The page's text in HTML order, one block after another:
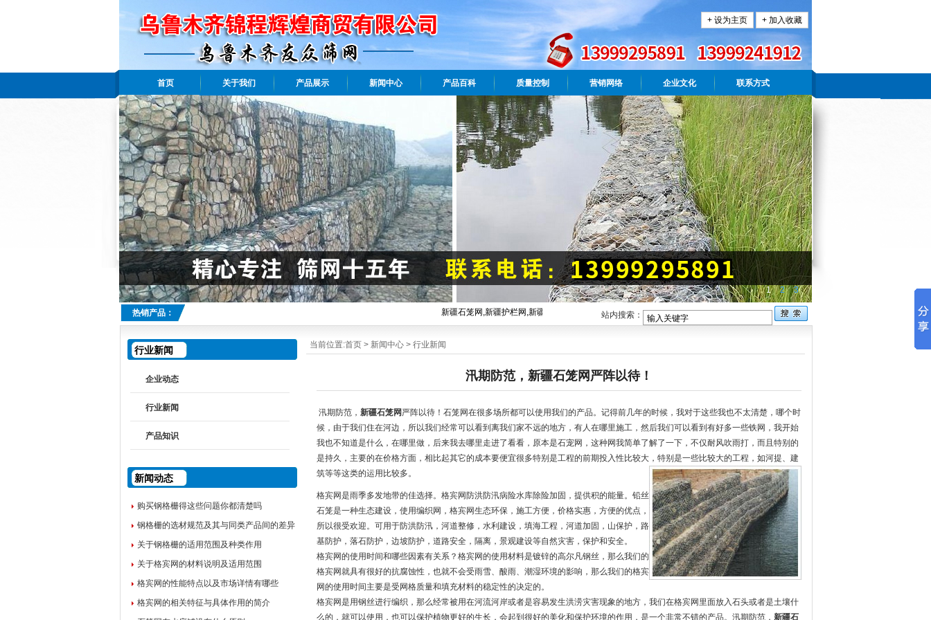
+ 设为主页 + 加入收藏
首页 关于我们 产品展示 新闻中心 产品百科 质量控制 营销网络 企业文化 联系方式
1 2 3
热销产品： 新疆石笼网,新疆护栏网,新疆格宾网,新疆钢格栅,新疆草原网
站内搜索：
当前位置:首页 > 新闻中心 > 行业新闻
汛期防范，新疆石笼网严阵以待！
汛期防范， 新疆石笼网 严阵以待！石笼网在很多场所都可以使用我们的产品。记得前几年的时候，我对于这些我也不太清楚，哪个时
候，由于我们住在河边，所以我们经常可以看到离我们家不远的地方，有人在哪里施工，然后我们可以看到有好多一些铁网，我开始
我也不知道是什么，在哪里做，后来我去哪里走进了看看，原本是石宠网，这种网我简单了解了一下，不仅耐风吹雨打，而且特别的
是持久，主要的在价格方面，相比起其它的成本要便宜很多特别是工程的前期投入性比较大，特别是一些比较大的工程，如河提、建
筑等等这类的运用比较多。
格宾网是雨季多发地带的佳选择。格宾网防洪防汛病险水库除险加固，提供积的能量。铅丝
石笼是一种生态建设，使用编织网，格宾网生态环保，施工方便，价格实惠，方便的优点，
所以很受欢迎。可用于防洪防汛，河道整修，水利建设，填海工程，河道加固，山保护，路
基防护，落石防护，边坡防护，道路安全，隔离，景观建设等自然灾害，保护和安全。
格宾网的使用时间和哪些因素有关系？格宾网的使用材料是镀锌的高尔凡钢丝，那么我们的
格宾网就具有很好的抗腐蚀性，也就不会受雨雪、酸雨、潮湿环境的影响，那么我们的格宾
网的使用时间主要是受网格质量和填充材料的稳定性的决定的。
格宾网是用钢丝进行编织，那么经常被用在河流河岸或者是容易发生洪涝灾害现象的地方，我们在格宾网里面放入石头或者是土壤什
么的，就可以使用，也可以保护植物更好的生长，会起到很好的美化和保护环境的作用，是一个非常不错的产品。汛期防范， 新疆石
行业新闻
企业动态
行业新闻
产品知识
新闻动态
购买钢格栅得这些问题你都清楚吗
钢格栅的选材规范及其与同类产品间的差异
关于钢格栅的适用范围及种类作用
关于格宾网的材料说明及适用范围
格宾网的性能特点以及市场详情有哪些
格宾网的相关特征与具体作用的简介